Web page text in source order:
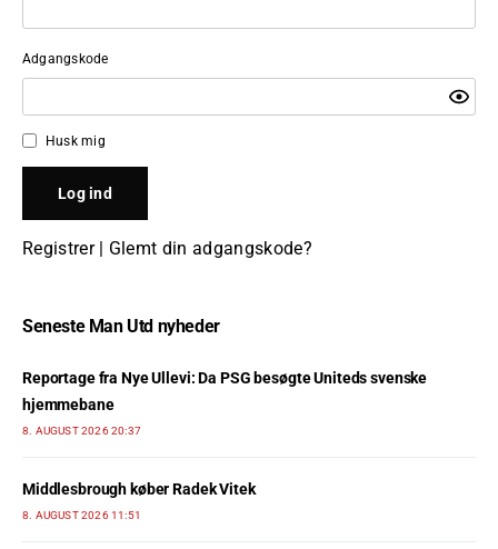
Adgangskode
Husk mig
Registrer| Glemt din adgangskode?
Seneste Man Utd nyheder
Reportage fra Nye Ullevi: Da PSG besøgte Uniteds svenske
hjemmebane
8. AUGUST 2026 20:37
Middlesbrough køber Radek Vitek
8. AUGUST 2026 11:51